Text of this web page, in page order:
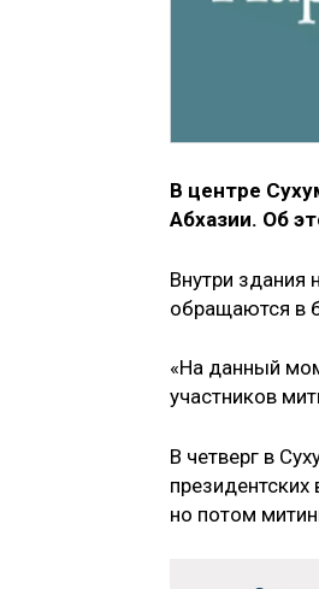
В центре
Абхазии. Об
Внутри здания
обращаются в
«На данный
участников
В четверг в
но потом